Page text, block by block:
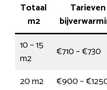
Totaal
m2
Tarieven
10 – 15
m2
€710 – €730
20 m2
€900 –